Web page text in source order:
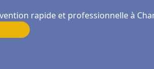
rapide et professionnelle à